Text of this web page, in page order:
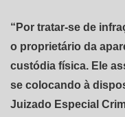
“Por tratar-se de
o proprietário da
custódia física. Ele
se colocando à
Juizado Especial